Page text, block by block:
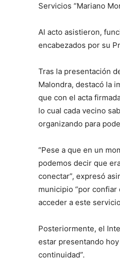
Servicios “Mariano
Al acto asistieron,
encabezados por su
Tras la presentación
Malondra, destacó la
que con el acta
lo cual cada vecino
organizando para
“Pese a que en un
podemos decir que
conectar”, expresó
municipio “por confiar
acceder a este
Posteriormente, el
estar presentando
continuidad”.